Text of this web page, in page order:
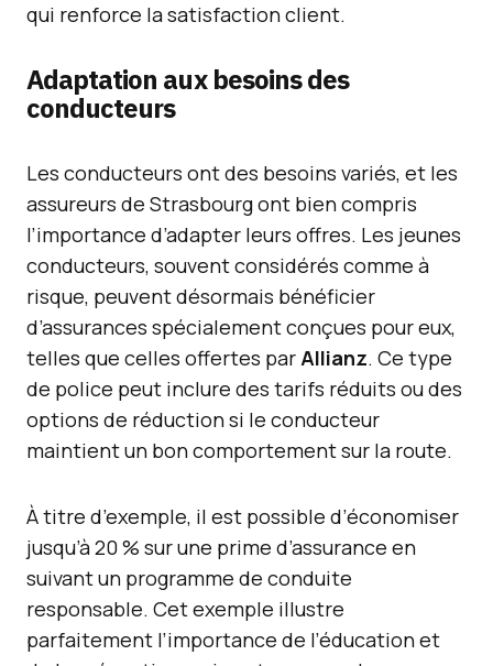
qui renforce la satisfaction client.
Adaptation aux besoins des
conducteurs
Les conducteurs ont des besoins variés, et les
assureurs de Strasbourg ont bien compris
l’importance d’adapter leurs offres. Les jeunes
conducteurs, souvent considérés comme à
risque, peuvent désormais bénéficier
d’assurances spécialement conçues pour eux,
telles que celles offertes parAllianz. Ce type
de police peut inclure des tarifs réduits ou des
options de réduction si le conducteur
maintient un bon comportement sur la route.
À titre d’exemple, il est possible d’économiser
jusqu’à 20 % sur une prime d’assurance en
suivant un programme de conduite
responsable. Cet exemple illustre
parfaitement l’importance de l’éducation et